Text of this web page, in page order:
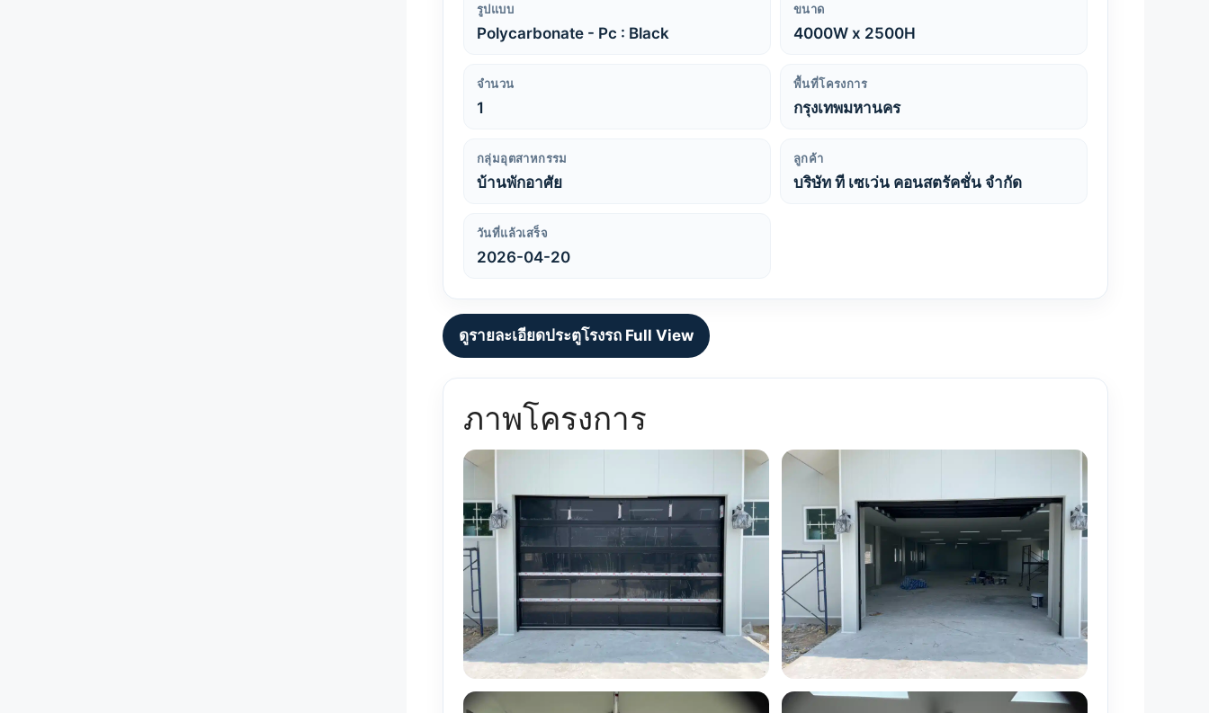
รูปแบบ
Polycarbonate - Pc : Black
ขนาด
4000W x 2500H
จำนวน
1
พื้นที่โครงการ
กรุงเทพมหานคร
กลุ่มอุตสาหกรรม
บ้านพักอาศัย
ลูกค้า
บริษัท ที เซเว่น คอนสตรัคชั่น จำกัด
วันที่แล้วเสร็จ
2026-04-20
ดูรายละเอียดประตูโรงรถ Full View
ภาพโครงการ